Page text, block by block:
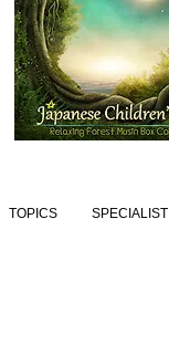
TOPICS SPECIALIST